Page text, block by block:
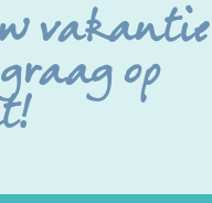
vakantie
op